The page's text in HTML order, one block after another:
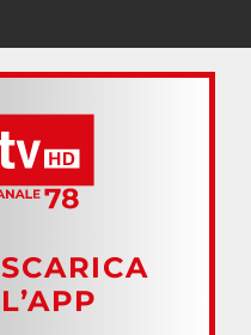
SCARICA
L’APP